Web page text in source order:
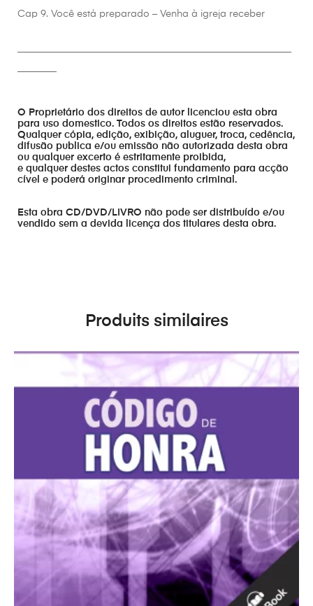
Cap 9. Você está preparado – Venha à igreja receber
O Proprietário dos direitos de autor licenciou esta obra
para uso domestico. Todos os direitos estão reservados.
Qualquer cópia, edição, exibição, aluguer, troca, cedência,
difusão publica e/ou emissão não autorizada desta obra
ou qualquer excerto é estritamente proibida,
e qualquer destes actos constitui fundamento para acção
cível e poderá originar procedimento criminal.
Esta obra CD/DVD/LIVRO não pode ser distribuído e/ou
vendido sem a devida licença dos titulares desta obra.
Produits similaires